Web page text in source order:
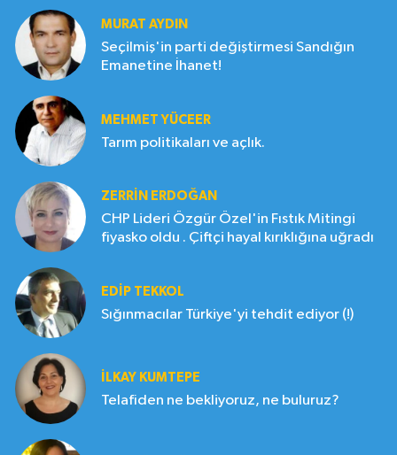
MURAT AYDIN
Seçilmiş'in parti değiştirmesi Sandığın
Emanetine İhanet!
MEHMET YÜCEER
Tarım politikaları ve açlık.
ZERRIN ERDOĞAN
CHP Lideri Özgür Özel'in Fıstık Mitingi
fiyasko oldu . Çiftçi hayal kırıklığına uğradı
EDIP TEKKOL
Sığınmacılar Türkiye'yi tehdit ediyor (!)
İLKAY KUMTEPE
Telafiden ne bekliyoruz, ne buluruz?